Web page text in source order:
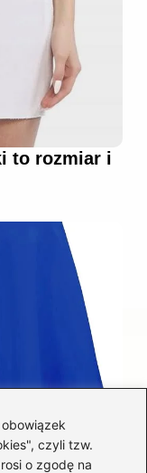
czyli tzw.
o zgodę na
to rozmiar i
z